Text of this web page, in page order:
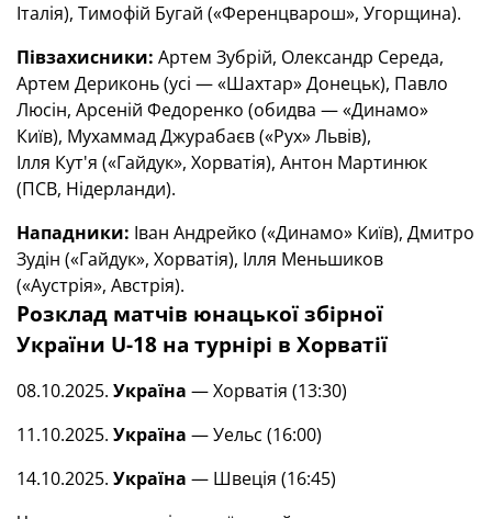
Італія), Тимофій Бугай («Ференцварош», Угорщина).
Півзахисники: Артем Зубрій, Олександр Середа,
Артем Дериконь (усі — «Шахтар» Донецьк), Павло
Люсін, Арсеній Федоренко (обидва — «Динамо»
Київ), Мухаммад Джурабаєв («Рух» Львів),
Ілля Кут'я («Гайдук», Хорватія), Антон Мартинюк
(ПСВ, Нідерланди).
Нападники: Іван Андрейко («Динамо» Київ), Дмитро
Зудін («Гайдук», Хорватія), Ілля Меньшиков
(«Аустрія», Австрія).
Розклад матчів юнацької збірної
України U-18 на турнірі в Хорватії
08.10.2025. Україна — Хорватія (13:30)
11.10.2025. Україна — Уельс (16:00)
14.10.2025. Україна — Швеція (16:45)